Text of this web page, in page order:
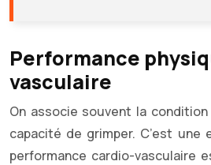
Performance
vasculaire
On associe souvent la
capacité de grimper. C’est une
performance cardio-vasculaire